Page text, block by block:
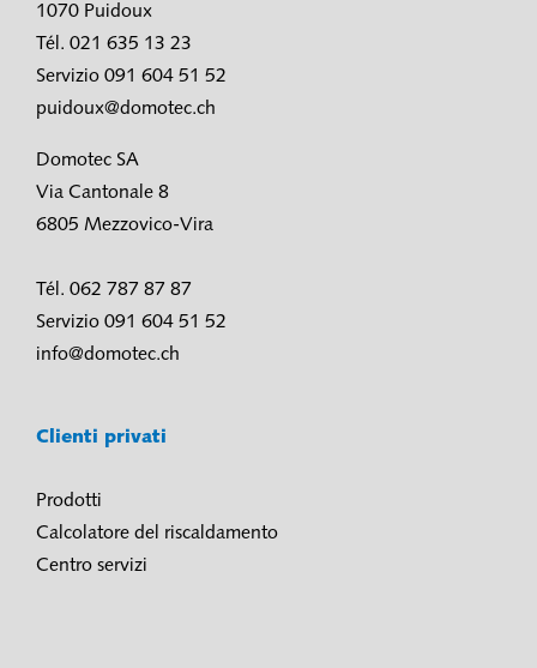
1070 Puidoux
Tél. 021 635 13 23
Servizio 091 604 51 52
puidoux@domotec.ch
Domotec SA
Via Cantonale 8
6805 Mezzovico-Vira
Tél. 062 787 87 87
Servizio 091 604 51 52
info@domotec.ch
Clienti privati
Prodotti
Calcolatore del riscaldamento
Centro servizi